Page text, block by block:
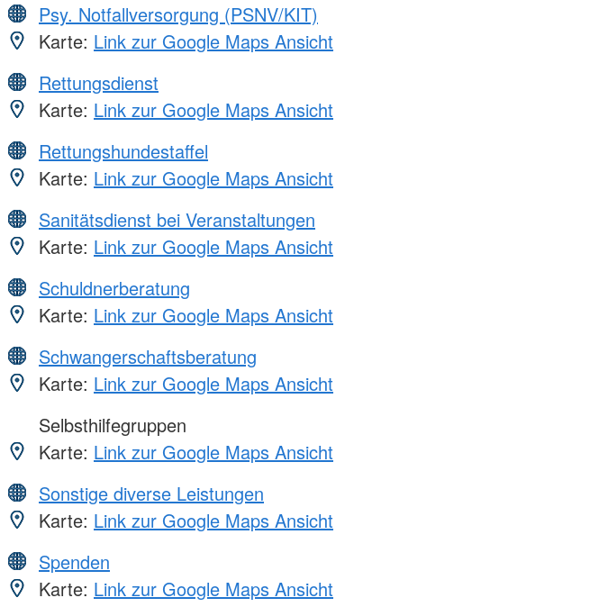
Psy. Notfallversorgung (PSNV/KIT)
Karte: Link zur Google Maps Ansicht
Rettungsdienst
Karte: Link zur Google Maps Ansicht
Rettungshundestaffel
Karte: Link zur Google Maps Ansicht
Sanitätsdienst bei Veranstaltungen
Karte: Link zur Google Maps Ansicht
Schuldnerberatung
Karte: Link zur Google Maps Ansicht
Schwangerschaftsberatung
Karte: Link zur Google Maps Ansicht
Selbsthilfegruppen
Karte: Link zur Google Maps Ansicht
Sonstige diverse Leistungen
Karte: Link zur Google Maps Ansicht
Spenden
Karte: Link zur Google Maps Ansicht